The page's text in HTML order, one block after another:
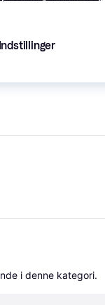
i denne kategori.